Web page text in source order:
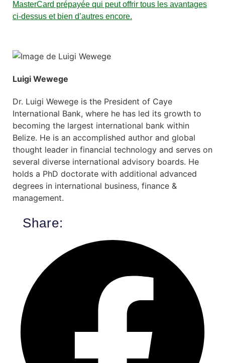
MasterCard prépayée qui peut offrir tous les avantages
ci-dessus et bien d’autres encore.
Luigi Wewege
Dr. Luigi Wewege is the President of Caye
International Bank, where he has led its growth to
becoming the largest international bank within
Belize. He is an accomplished author and global
thought leader in financial technology and serves on
several diverse international advisory boards. He
holds a PhD doctorate with additional advanced
degrees in international business, finance &
management.
Share: